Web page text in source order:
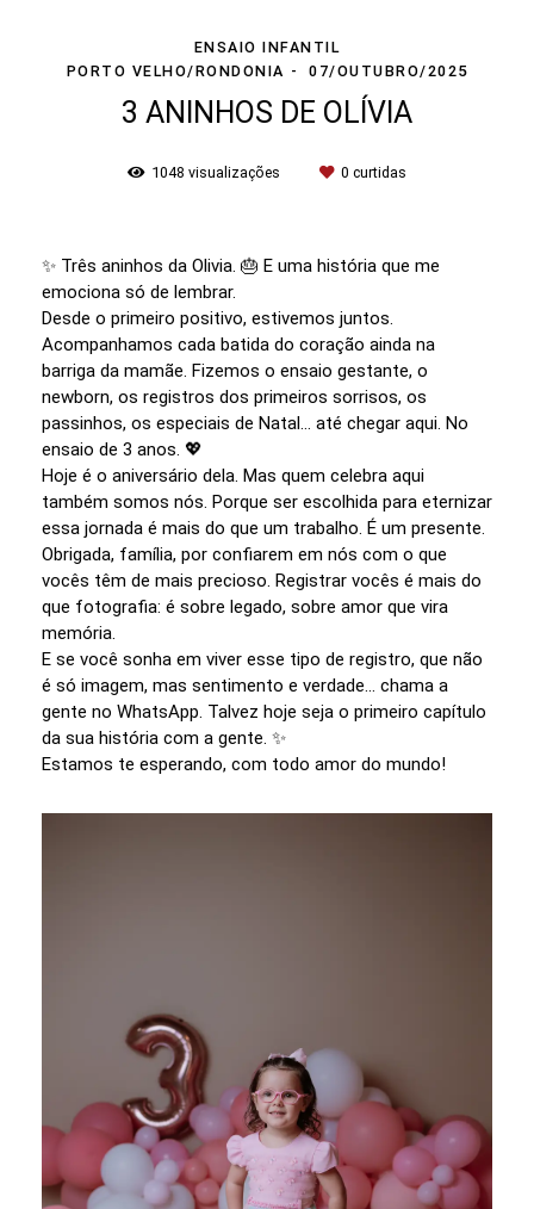
ENSAIO INFANTIL
PORTO VELHO/RONDONIA
07/OUTUBRO/2025
3 ANINHOS DE OLÍVIA
1048 visualizações 0 curtidas
✨ Três aninhos da Olivia. 🎂 E uma história que me
emociona só de lembrar.
Desde o primeiro positivo, estivemos juntos.
Acompanhamos cada batida do coração ainda na
barriga da mamãe. Fizemos o ensaio gestante, o
newborn, os registros dos primeiros sorrisos, os
passinhos, os especiais de Natal… até chegar aqui. No
ensaio de 3 anos. 💖
Hoje é o aniversário dela. Mas quem celebra aqui
também somos nós. Porque ser escolhida para eternizar
essa jornada é mais do que um trabalho. É um presente.
Obrigada, família, por confiarem em nós com o que
vocês têm de mais precioso. Registrar vocês é mais do
que fotografia: é sobre legado, sobre amor que vira
memória.
E se você sonha em viver esse tipo de registro, que não
é só imagem, mas sentimento e verdade… chama a
gente no WhatsApp. Talvez hoje seja o primeiro capítulo
da sua história com a gente. ✨
Estamos te esperando, com todo amor do mundo!